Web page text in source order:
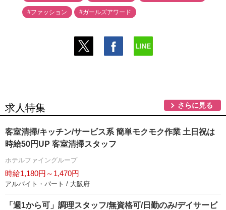
#ファッション #ガールズアワード
求人特集 さらに見る
客室清掃/キッチン/サービス系 簡単モクモク作業 土日祝は
時給50円UP 客室清掃スタッフ
ホテルファイングループ
時給1,180円～1,470円
アルバイト・パート / 大阪府
「週1から可」調理スタッフ/無資格可/日勤のみ/デイサービ